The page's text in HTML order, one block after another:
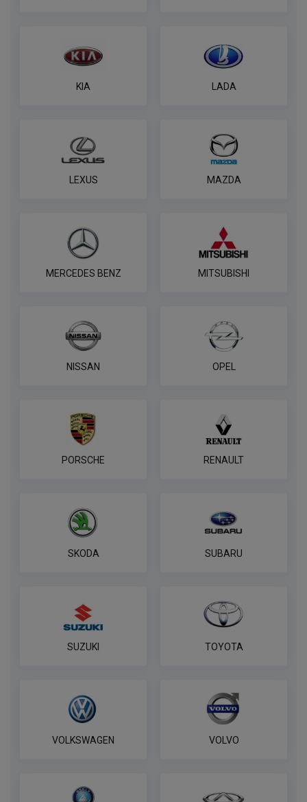
по запросу
Розетка универсальная электрическая
REESE
по запросу
фаркопу 7 pin
Smart connect, комплект
ПОД ЗАКАЗ ОТ 14 ДНЕЙ
по запросу
Комплект к фаркопу PROTECCSS с
блоком согласования Smart connect
по запросу
KIA LADA
LEXUS MAZDA
MERCEDES BENZ MITSUBISHI
NISSAN OPEL
PORSCHE RENAULT
SKODA SUBARU
SUZUKI TOYOTA
VOLKSWAGEN VOLVO